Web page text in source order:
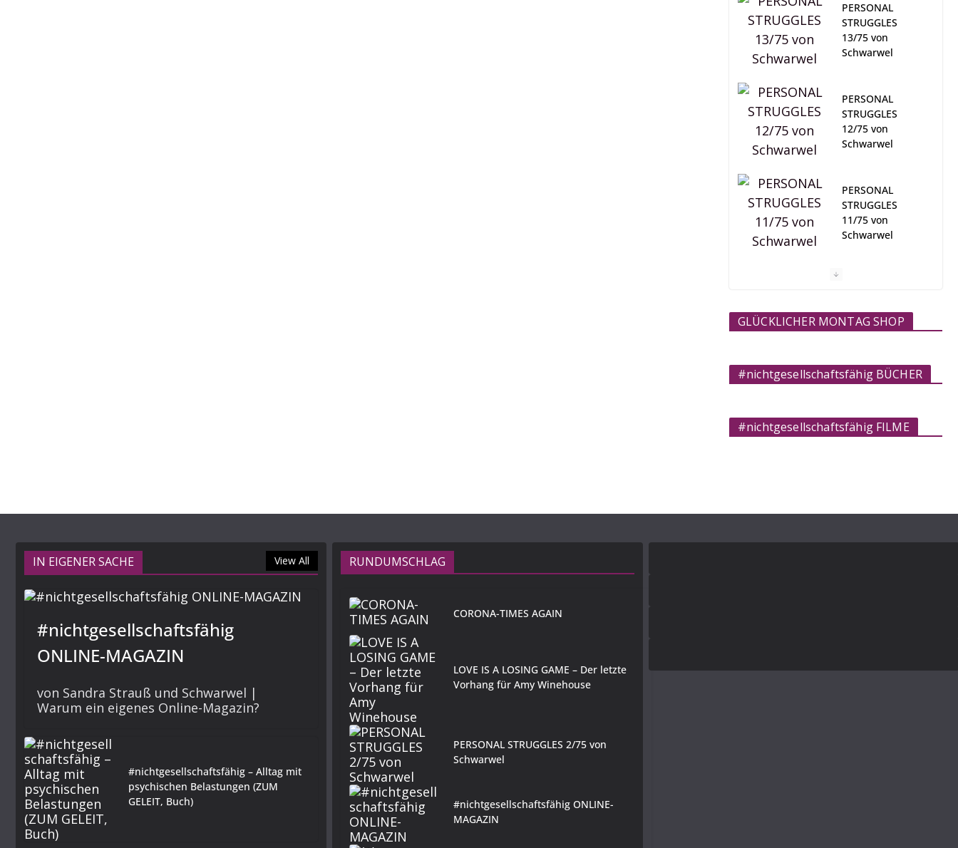
PERSONAL
STRUGGLES
13/75 von
Schwarwel
PERSONAL
STRUGGLES
12/75 von
Schwarwel
PERSONAL
STRUGGLES
11/75 von
Schwarwel
MAGAZIN
GLÜCKLICHER MONTAG SHOP
#nichtgesellschaftsfähig BÜCHER
#nichtgesellschaftsfähig FILME
IN EIGENER SACHE View All
#nichtgesellschaftsfähig
ONLINE-MAGAZIN
von Sandra Strauß und Schwarwel |
Warum ein eigenes Online-Magazin?
#nichtgesellschaftsfähig – Alltag mit
psychischen Belastungen (ZUM
GELEIT, Buch)
RUNDUMSCHLAG
CORONA-TIMES AGAIN
LOVE IS A LOSING GAME – Der letzte
Vorhang für Amy Winehouse
PERSONAL STRUGGLES 2/75 von
Schwarwel
#nichtgesellschaftsfähig ONLINE-
MAGAZIN